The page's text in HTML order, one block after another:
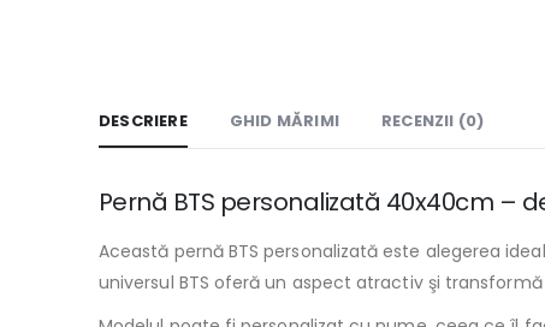
DESCRIERE GHID MĂRIMI RECENZII (0)
Pernă BTS personalizată 40x40cm –
Această pernă BTS personalizată este alegerea
universul BTS oferă un aspect atractiv şi